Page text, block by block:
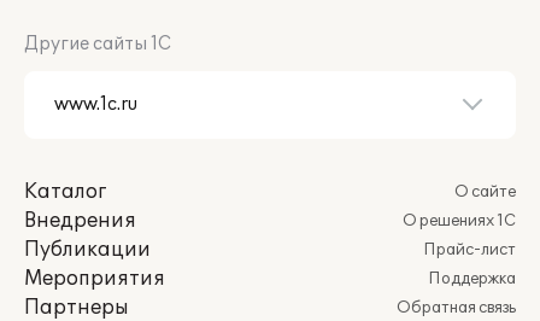
Другие сайты 1С
Каталог
Внедрения
Публикации
Мероприятия
Партнеры
О сайте
О решениях 1С
Прайс-лист
Поддержка
Обратная связь